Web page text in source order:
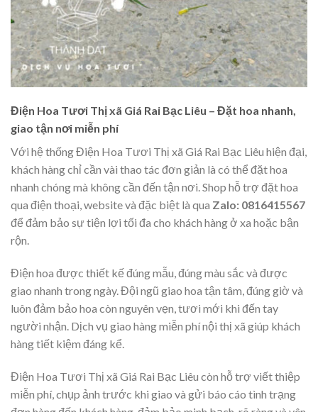
Điện Hoa Tươi Thị xã Giá Rai Bạc Liêu – Đặt hoa nhanh,
giao tận nơi miễn phí
Với hệ thống Điện Hoa Tươi Thị xã Giá Rai Bạc Liêu hiện đại,
khách hàng chỉ cần vài thao tác đơn giản là có thể đặt hoa
nhanh chóng mà không cần đến tận nơi. Shop hỗ trợ đặt hoa
qua điện thoại, website và đặc biệt là qua Zalo: 0816415567
để đảm bảo sự tiện lợi tối đa cho khách hàng ở xa hoặc bận
rộn.
Điện hoa được thiết kế đúng mẫu, đúng màu sắc và được
giao nhanh trong ngày. Đội ngũ giao hoa tận tâm, đúng giờ và
luôn đảm bảo hoa còn nguyên vẹn, tươi mới khi đến tay
người nhận. Dịch vụ giao hàng miễn phí nội thị xã giúp khách
hàng tiết kiệm đáng kể.
Điện Hoa Tươi Thị xã Giá Rai Bạc Liêu còn hỗ trợ viết thiệp
miễn phí, chụp ảnh trước khi giao và gửi báo cáo tình trạng